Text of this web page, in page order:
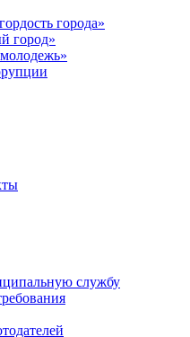
города»
город»
службу